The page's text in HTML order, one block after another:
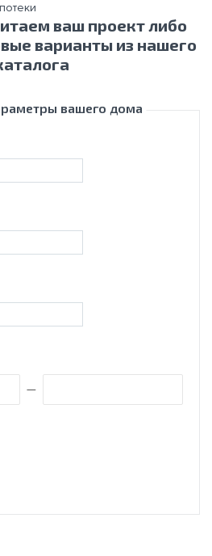
ваш проект либо
варианты из нашего
вашего дома
—